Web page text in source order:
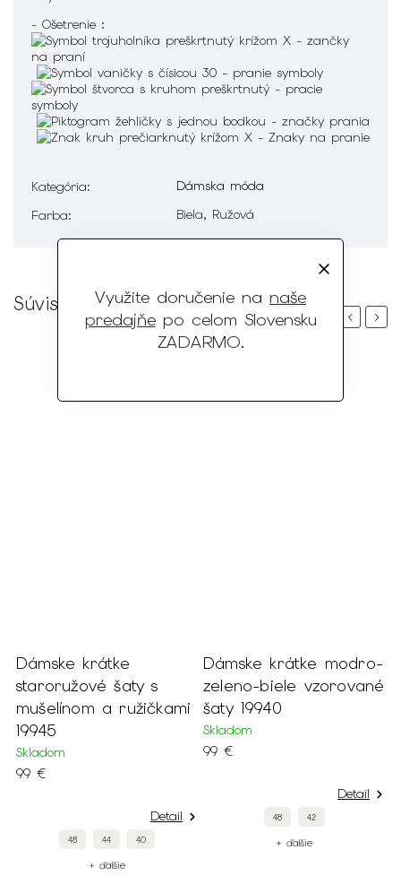
Využite doručenie na naše
predajňepo celom Slovensku
ZADARMO.
- Ošetrenie :
Kategória:
Dámska móda
Farba: Biela, Ružová
Súvisiaci tovar
Previous
Dámske krátke
staroružové šaty s
mušelínom a ružičkami
19945
Skladom
99 €
Detail
48 44 40
+ ďalšie
Dámske krátke modro-
zeleno-biele vzorované
šaty 19940
Skladom
99 €
Detail
48 42
+ ďalšie
Next